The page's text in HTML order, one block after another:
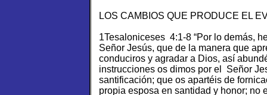
LOS CAMBIOS QUE PRODUCE EL
1Tesaloniceses 4:1-8 “Por lo demás,
Señor Jesús, que de la manera que
conduciros y agradar a Dios, así
instrucciones os dimos por el Señor
santificación; que os apartéis de
propia esposa en santidad y honor; no